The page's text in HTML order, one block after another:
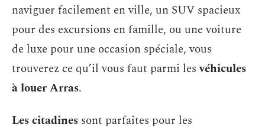
naviguer facilement en ville, un SUV spacieux
pour des excursions en famille, ou une voiture
de luxe pour une occasion spéciale, vous
trouverez ce qu’il vous faut parmi lesvéhicules
à louer Arras.
Les citadines sont parfaites pour les